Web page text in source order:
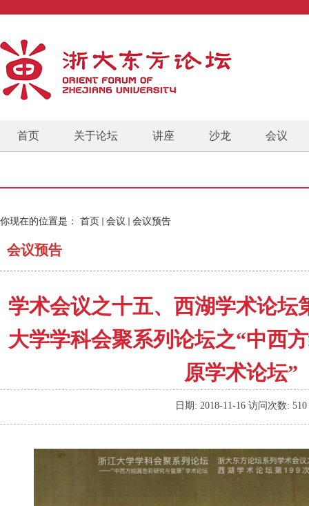
首页 关于论坛 讲座 沙龙 会议
你现在的位置是： 首页 会议 会议预告
会议预告
学术会议之十五、西湖学术论坛
大学学科会聚系列论坛之“中西
原学术论坛”
日期: 2018-11-16 访问次数: 510